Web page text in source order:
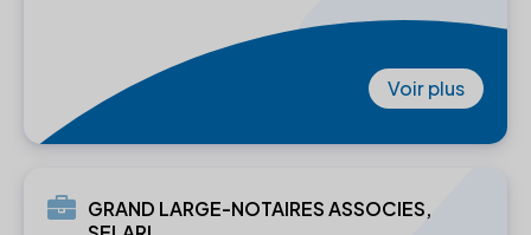
Voir plus
GRAND LARGE-NOTAIRES ASSOCIES,